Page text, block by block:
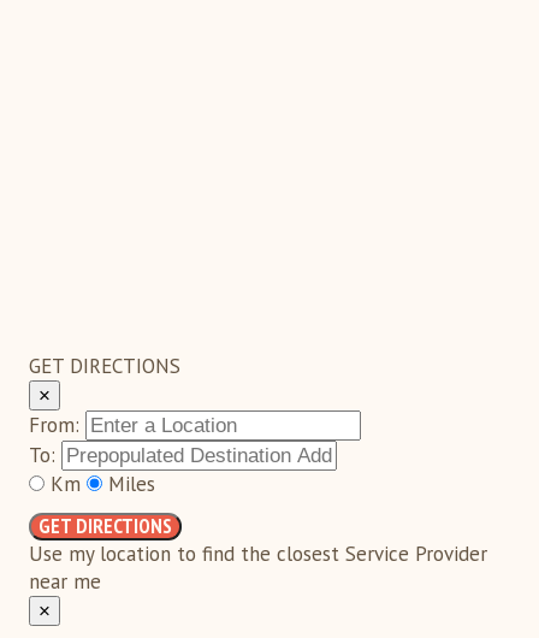
GET DIRECTIONS
×
From:
To:
Km
Miles
GET DIRECTIONS
Use my location to find the closest Service Provider
near me
×